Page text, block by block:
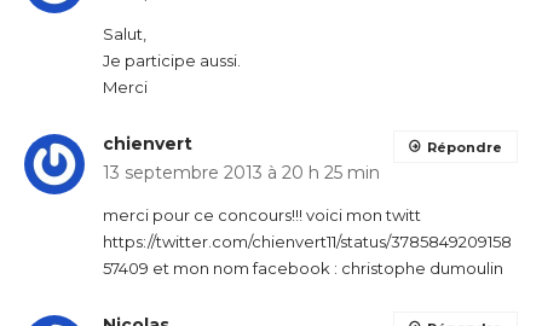
Salut,
Je participe aussi.
Merci
chienvert
13 septembre 2013 à 20 h 25 min
merci pour ce concours!!! voici mon twitt
https://twitter.com/chienvert11/status/3785849209158
57409 et mon nom facebook : christophe dumoulin
Répondre